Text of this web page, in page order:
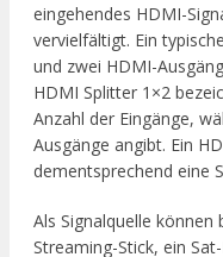
eingehendes HDMI-
vervielfältigt. Ein
und zwei HDMI-
HDMI Splitter 1×2
Anzahl der Eingänge,
Ausgänge angibt. Ein
dementsprechend eine
Als Signalquelle können
Streaming-Stick, ein